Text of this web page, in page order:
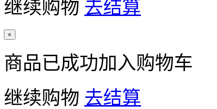
继续购物 去结算
×
商品已成功加入购物车
继续购物 去结算